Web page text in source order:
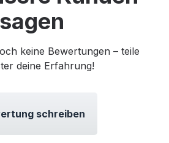
sagen
keine Bewertungen – teile
deine Erfahrung!
schreiben